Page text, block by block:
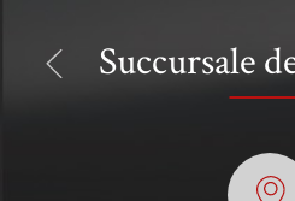
Succursale